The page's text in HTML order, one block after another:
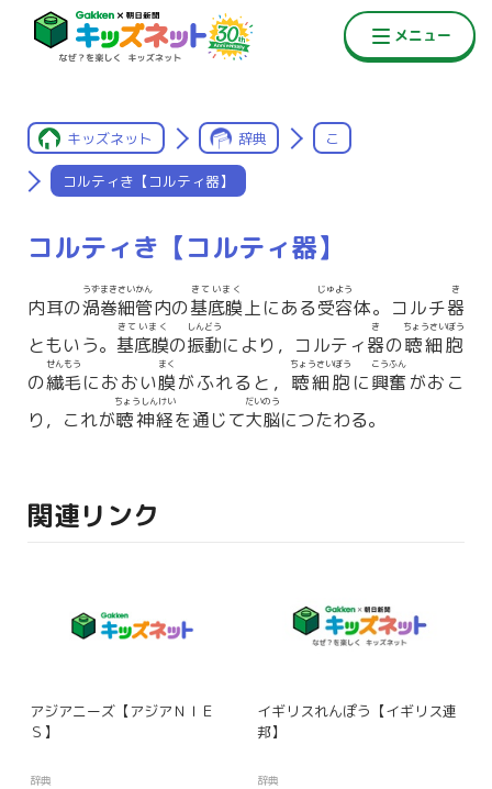
キッズネット 辞典 こ
コルティき【コルティ器】
コルティき【コルティ器】
内耳の渦巻細管
うずまきさいかん
内の基底膜
きていまく
上にある受容
じゅよう
体。コルチ器
き
ともいう。 基底膜
きていまく
の振動
しんどう
により，コルティ器
き
の聴細胞
ちょうさいぼう
の繊毛
せんもう
におおい膜
まく
がふれると， 聴細胞
ちょうさいぼう
に興奮
こうふん
がおこ
り，これが聴神経
ちょうしんけい
を通じて大脳
だいのう
につたわる。
関連リンク
アジアニーズ【アジアＮＩＥ
Ｓ】
辞典
イギリスれんぽう【イギリス連
邦】
辞典